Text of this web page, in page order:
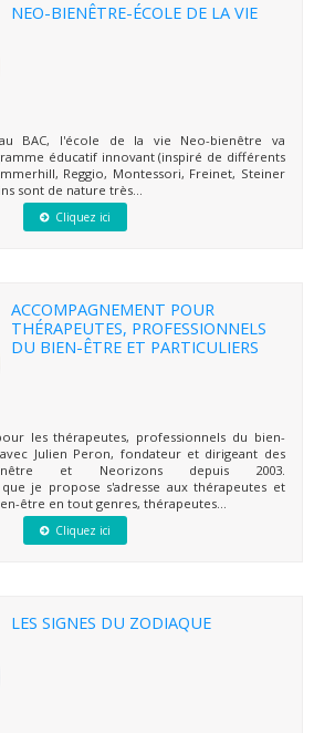
NEO-BIENÊTRE-ÉCOLE DE LA VIE
BAC, l'école de la vie Neo-bienêtre va
éducatif innovant (inspiré de différents
Reggio, Montessori, Freinet, Steiner
sont de nature très...
Cliquez ici
ACCOMPAGNEMENT POUR
THÉRAPEUTES, PROFESSIONNELS
DU BIEN-ÊTRE ET PARTICULIERS
les thérapeutes, professionnels du bien-
Julien Peron, fondateur et dirigeant des
et Neorizons depuis 2003.
que je propose s'adresse aux thérapeutes et
être en tout genres, thérapeutes...
Cliquez ici
LES SIGNES DU ZODIAQUE